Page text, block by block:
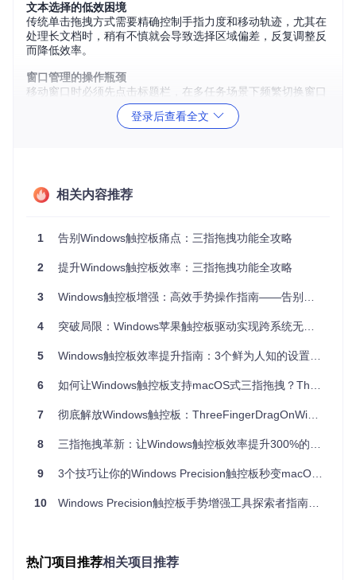
文本选择的低效困境
传统单击拖拽方式需要精确控制手指力度和移动轨迹，尤其在
处理长文档时，稍有不慎就会导致选择区域偏差，反复调整反
而降低效率。
窗口管理的操作瓶颈
移动窗口时必须先点击标题栏，在多任务场景下频繁切换窗口
位置变得异常繁琐，触控板的潜力被严重限制。
系统手势的冲突陷阱
这些问题的核心在于Windows系统对触控板的手势优先级设计
痛点提供了系统性解决方案。
方案核心优势：重新定义Windows触控体验
ThreeFingerDragOnWindows通过三项关键技术突破，实现了
🛠️ 采用动态阈值算法，能够区分三指轻触与滑动的细微差别，
级，确保三指拖拽始终优先响应。
自适应冲突解决方案
指滚动），避免"一刀切"式的功能禁用。
深度系统集成能力
⚙️ 通过Windows API直接与触控板硬件通信，绕过系统手势处
理层，实现毫秒级响应速度，拖拽延迟控制在10ms以内。
准备开发环境
登录后查看全文
相关内容推荐
1 告别Windows触控板痛点：三指拖拽功能全攻略
2 提升Windows触控板效率：三指拖拽功能全攻略
3 Windows触控板增强：高效手势操作指南——告别系统限制，打造自定义手势方案
4 突破局限：Windows苹果触控板驱动实现跨系统无缝体验
5 Windows触控板效率提升指南：3个鲜为人知的设置让操作效率翻倍
6 如何让Windows触控板支持macOS式三指拖拽？ThreeFingerDragOnWindows全攻略
7 彻底解放Windows触控板：ThreeFingerDragOnWindows全攻略——打造macOS级无缝拖拽体验
8 三指拖拽革新：让Windows触控板效率提升300%的开源工具
9 3个技巧让你的Windows Precision触控板秒变macOS体验：三指拖拽完全掌握指南
10 Windows Precision触控板手势增强工具探索者指南：解锁三指拖拽新体验
热门项目推荐相关项目推荐